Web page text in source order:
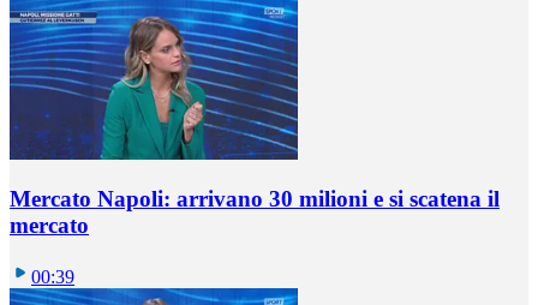
Mercato Napoli: arrivano 30 milioni e si scatena il
mercato
00:39